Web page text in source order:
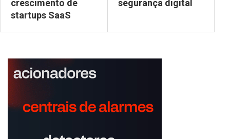
crescimento de
startups SaaS
segurança digital